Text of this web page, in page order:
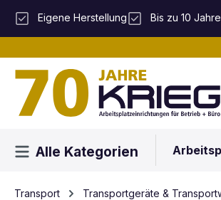
Hauptinhalt springen
Zur Suche springen
Zur Hauptnavigation springen
Eigene Herstellung Bis zu 10
Alle Kategorien
Transport Transportgeräte &